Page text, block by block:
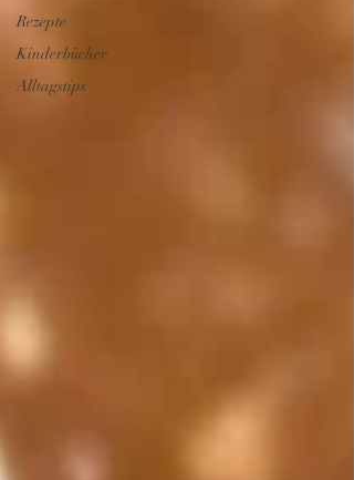
Rezepte
Kinderbücher
Alltagstips